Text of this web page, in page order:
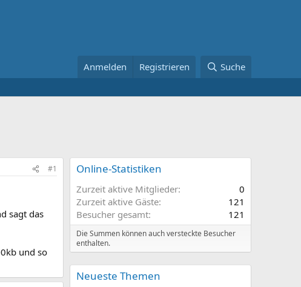
Anmelden Registrieren Suche
#1
sagt das
und so
Online-Statistiken
Zurzeit aktive Mitglieder
0
Zurzeit aktive Gäste
121
Besucher gesamt
121
Die Summen können auch versteckte Besucher
enthalten.
Neueste Themen